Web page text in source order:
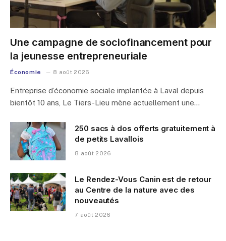
Une campagne de sociofinancement pour
la jeunesse entrepreneuriale
Économie 8 août 2026
Entreprise d’économie sociale implantée à Laval depuis
bientôt 10 ans, Le Tiers-Lieu mène actuellement une…
250 sacs à dos offerts gratuitement à
de petits Lavallois
8 août 2026
Le Rendez-Vous Canin est de retour
au Centre de la nature avec des
nouveautés
7 août 2026